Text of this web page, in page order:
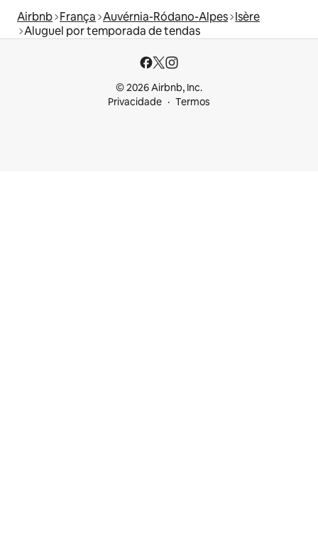
Airbnb França Auvérnia-Ródano-Alpes Isère
Aluguel por temporada de tendas
© 2026 Airbnb, Inc.
Privacidade
Termos